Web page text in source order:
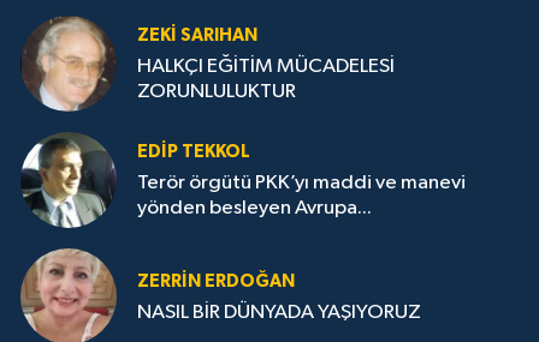
ZEKI SARIHAN
HALKÇI EĞİTİM MÜCADELESİ
ZORUNLULUKTUR
EDIP TEKKOL
Terör örgütü PKK’yı maddi ve manevi
yönden besleyen Avrupa...
ZERRIN ERDOĞAN
NASIL BİR DÜNYADA YAŞIYORUZ